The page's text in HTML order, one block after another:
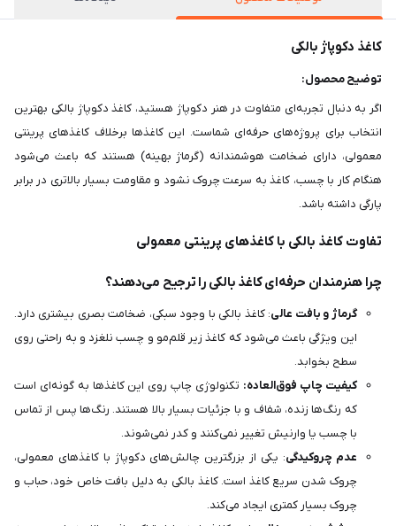
کاغذ دکوپاژ بالکی
توضیح محصول:
اگر به دنبال تجربه‌ای متفاوت در هنر دکوپاژ هستید، کاغذ دکوپاژ بالکی بهترین
انتخاب برای پروژه‌های حرفه‌ای شماست. این کاغذها برخلاف کاغذهای پرینتی
معمولی، دارای ضخامت هوشمندانه (گرماژ بهینه) هستند که باعث می‌شود
هنگام کار با چسب، کاغذ به سرعت چروک نشود و مقاومت بسیار بالاتری در برابر
پارگی داشته باشد.
تفاوت کاغذ بالکی با کاغذهای پرینتی معمولی
چرا هنرمندان حرفه‌ای کاغذ بالکی را ترجیح می‌دهند؟
گرماژ و بافت عالی: کاغذ بالکی با وجود سبکی، ضخامت بصری بیشتری دارد.
این ویژگی باعث می‌شود که کاغذ زیر قلم‌مو و چسب نلغزد و به راحتی روی
سطح بخوابد.
کیفیت چاپ فوق‌العاده: تکنولوژی چاپ روی این کاغذها به گونه‌ای است
که رنگ‌ها زنده، شفاف و با جزئیات بسیار بالا هستند. رنگ‌ها پس از تماس
با چسب یا وارنیش تغییر نمی‌کنند و کدر نمی‌شوند.
عدم چروکیدگی: یکی از بزرگترین چالش‌های دکوپاژ با کاغذهای معمولی،
چروک شدن سریع کاغذ است. کاغذ بالکی به دلیل بافت خاص خود، حباب و
چروک بسیار کمتری ایجاد می‌کند.